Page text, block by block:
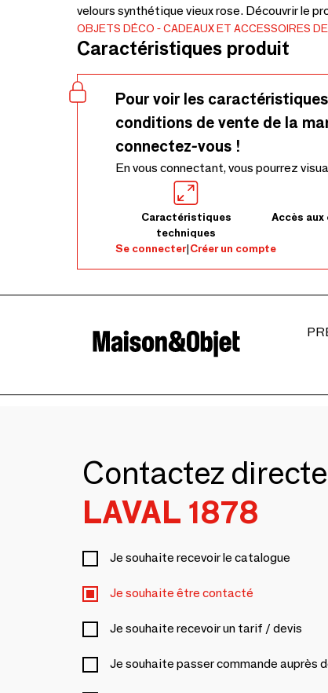
velours synthétique vieux rose. Découvrir le
OBJETS DÉCO CADEAUX ET ACCESSOIRES
Caractéristiques produit
Pour voir les
conditions de vente de la
connectez-vous !
En vous connectant, vous pourrez
Caractéristiques
techniques
Accès
Se connecter|Créer un compte
Contactez
LAVAL 1878
Je souhaite recevoir le catalogue
Je souhaite être contacté
Je souhaite recevoir un tarif / devis
Je souhaite passer commande auprès